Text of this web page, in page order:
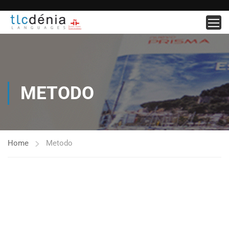
METODO
Home Metodo